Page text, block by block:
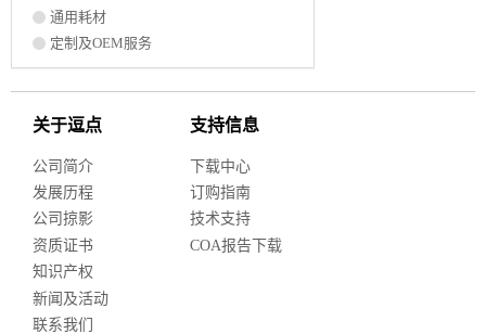
通用耗材
定制及OEM服务
关于逗点
公司简介
发展历程
公司掠影
资质证书
知识产权
新闻及活动
联系我们
支持信息
下载中心
订购指南
技术支持
COA报告下载